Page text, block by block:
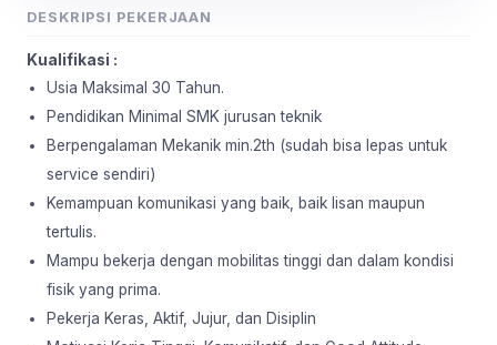
DESKRIPSI PEKERJAAN
Kualifikasi :
Usia Maksimal 30 Tahun.
Pendidikan Minimal SMK jurusan teknik
Berpengalaman Mekanik min.2th (sudah bisa lepas untuk
service sendiri)
Kemampuan komunikasi yang baik, baik lisan maupun
tertulis.
Mampu bekerja dengan mobilitas tinggi dan dalam kondisi
fisik yang prima.
Pekerja Keras, Aktif, Jujur, dan Disiplin